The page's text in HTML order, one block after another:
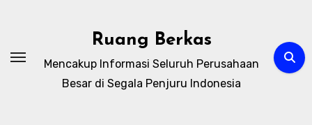
Ruang Berkas
Mencakup Informasi Seluruh Perusahaan
Besar di Segala Penjuru Indonesia